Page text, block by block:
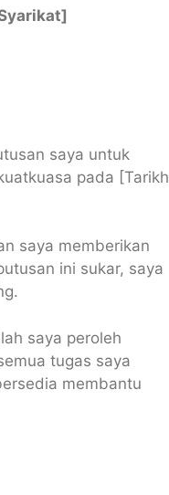
saya untuk
pada [Tarikh
saya memberikan
ini sukar, saya
saya peroleh
tugas saya
membantu